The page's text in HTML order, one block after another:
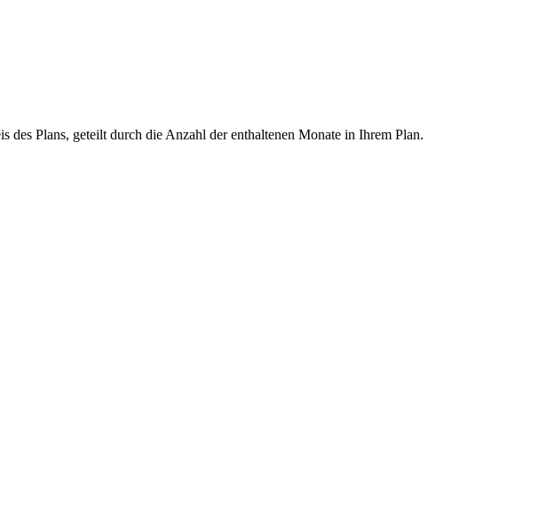
des Plans, geteilt durch die Anzahl der enthaltenen Monate in Ihrem Plan.